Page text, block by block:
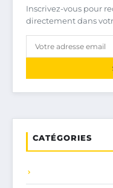
Inscrivez-vous pour
directement dans
CATÉGORIES